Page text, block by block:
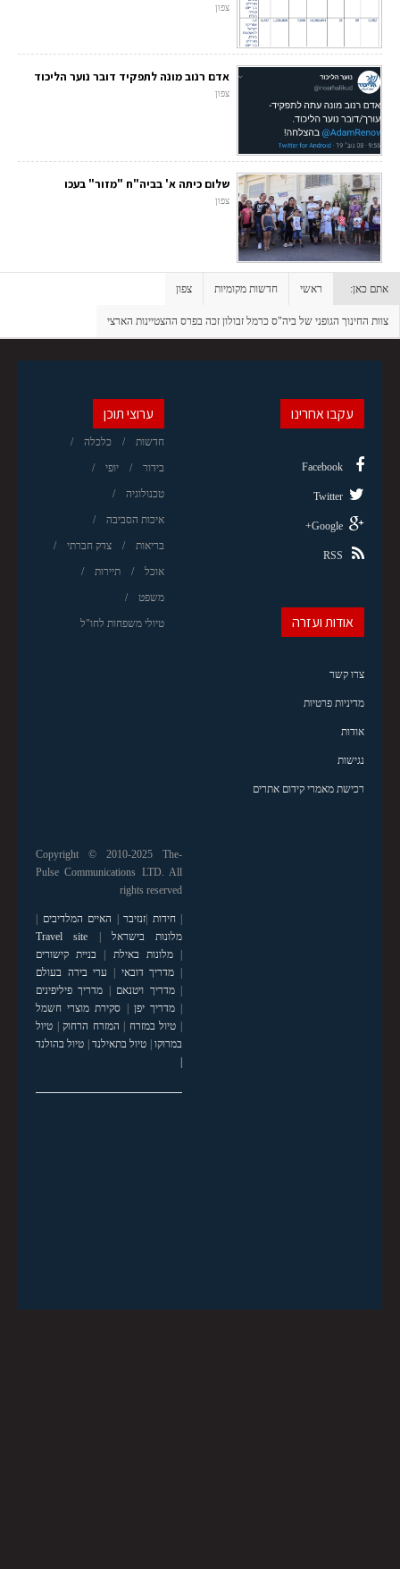
צפון
אדם רנוב מונה לתפקיד דובר נוער הליכוד
צפון
שלום כיתה א' בביה"ח "מזור" בעכו
צפון
אתם כאן: ראשי חדשות מקומיות צפון
צוות החינוך הגופני של ביה"ס כרמל זבולון זכה בפרס ההצטיינות הארצי
ערוצי תוכן
חדשות כלכלה
בידור יופי
טכנולוגיה
איכות הסביבה
בריאות צדק חברתי
אוכל תיירות
משפט
טיולי משפחות לחו"ל
עקבו אחרינו
Facebook
Twitter
Google+
RSS
אודות ועזרה
צרו קשר
מדיניות פרטיות
אודות
נגישות
רכישת מאמרי קידום אתרים
Copyright © 2010-2025 The-
Pulse Communications LTD. All
rights reserved
|חידות זנזיבר האיים המלדיבים
מלונות בישראל
Travel site
|מלונות באילת
בניית קישורים
מדריך דובאי
ערי בירה בעולם
|מדריך ויטנאם
מדריך פיליפינים
|מדריך יפן
סקירת מוצרי חשמל
טיול במזרח המזרח הרחוק| טיול
במרוקו| טיול בתאילנד| טיול בהולנד